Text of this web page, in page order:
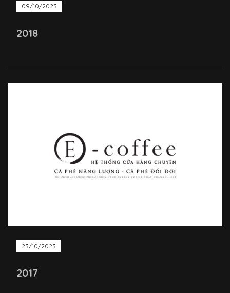
09/10/2023
2018
23/10/2023
2017